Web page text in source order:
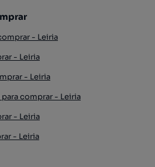
- Leiria
- Leiria
- Leiria
comprar - Leiria
- Leiria
- Leiria